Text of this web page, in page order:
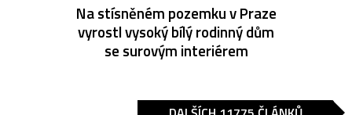
Na stísněném pozemku v Praze
vyrostl vysoký bílý rodinný dům
se surovým interiérem